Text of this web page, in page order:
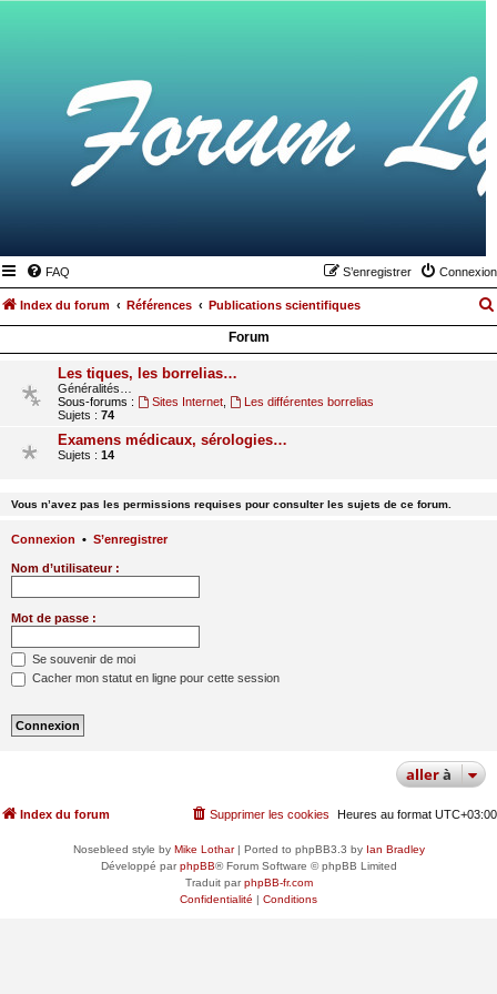
FAQ Connexion
S’enregistrer
Index du forum Références Publications scientifiques
Forum
Les tiques, les borrelias…
Généralités…
Sous-forums :
Sites Internet,
Les différentes borrelias
Sujets : 74
Examens médicaux, sérologies…
Sujets : 14
Vous n’avez pas les permissions requises pour consulter les sujets de ce forum.
Connexion • S’enregistrer
Nom d’utilisateur :
Mot de passe :
Se souvenir de moi
Cacher mon statut en ligne pour cette session
allerà
Index du forum Heures au format UTC+03:00
Supprimer les cookies
Nosebleed style by Mike Lothar| Ported to phpBB3.3 by Ian Bradley
Développé parphpBB® Forum Software © phpBB Limited
Traduit parphpBB-fr.com
Confidentialité | Conditions